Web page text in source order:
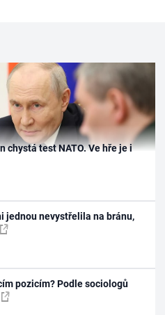
chystá test NATO. Ve hře je i
jednou nevystřelila na bránu,
pozicím? Podle sociologů